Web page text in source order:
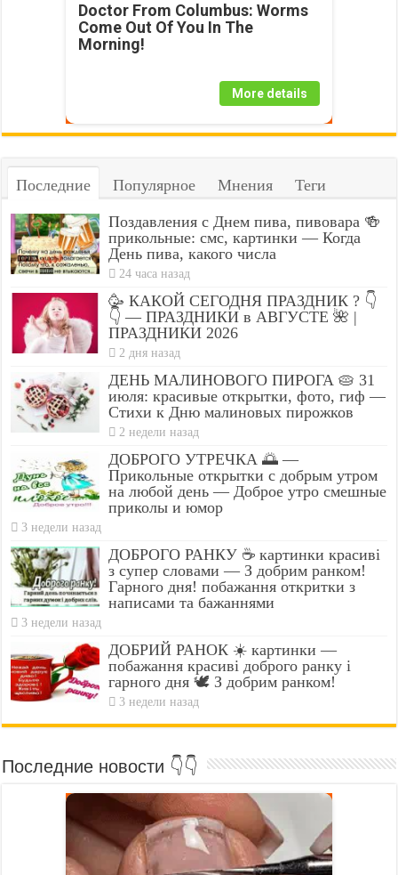
Doctor From Columbus: Worms
Come Out Of You In The
Morning!
More details
Последние Популярное Мнения Теги
Поздавления с Днем пива, пивовара 🍻
прикольные: смс, картинки — Когда
День пива, какого числа
24 часа назад
🥳 КАКОЙ СЕГОДНЯ ПРАЗДНИК ? 👇
👇 — ПРАЗДНИКИ в АВГУСТЕ 🌺 |
ПРАЗДНИКИ 2026
2 дня назад
ДЕНЬ МАЛИНОВОГО ПИРОГА 🥧 31
июля: красивые открытки, фото, гиф —
Стихи к Дню малиновых пирожков
2 недели назад
ДОБРОГО УТРЕЧКА 🌅 —
Прикольные открытки с добрым утром
на любой день — Доброе утро смешные
приколы и юмор
3 недели назад
ДОБРОГО РАНКУ ☕ картинки красиві
з супер словами — З добрим ранком!
Гарного дня! побажання откритки з
написами та бажаннями
3 недели назад
ДОБРИЙ РАНОК ☀️ картинки —
побажання красиві доброго ранку і
гарного дня 🕊️ З добрим ранком!
3 недели назад
Последние новости 👇👇